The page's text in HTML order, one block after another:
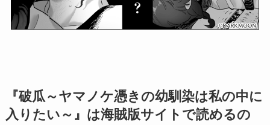
『破瓜～ヤマノケ憑きの幼馴染は私の中に
入りたい～』は海賊版サイトで読めるの